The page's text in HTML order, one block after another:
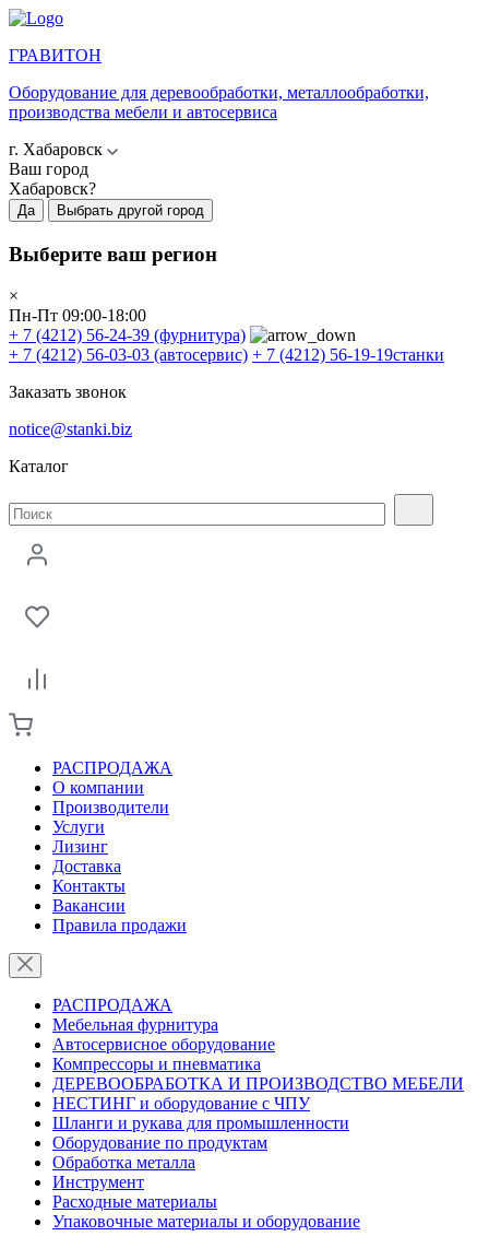
ГРАВИТОН
Оборудование для деревообработки, металлообработки,
производства мебели и автосервиса
г. Хабаровск
Ваш город
Хабаровск?
Да Выбрать другой город
Выберите ваш регион
×
Пн-Пт 09:00-18:00
+ 7 (4212) 56-24-39 (фурнитура)
+ 7 (4212) 56-03-03 (автосервис) + 7 (4212) 56-19-19станки
Заказать звонок
notice@stanki.biz
Каталог
РАСПРОДАЖА
О компании
Производители
Услуги
Лизинг
Доставка
Контакты
Вакансии
Правила продажи
РАСПРОДАЖА
Мебельная фурнитура
Автосервисное оборудование
Компрессоры и пневматика
ДЕРЕВООБРАБОТКА И ПРОИЗВОДСТВО МЕБЕЛИ
НЕСТИНГ и оборудование с ЧПУ
Шланги и рукава для промышленности
Оборудование по продуктам
Обработка металла
Инструмент
Расходные материалы
Упаковочные материалы и оборудование